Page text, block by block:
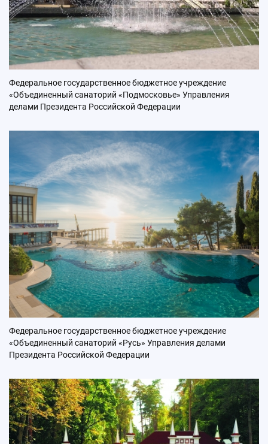
Федеральное государственное бюджетное учреждение
«Объединенный санаторий «Подмосковье» Управления
делами Президента Российской Федерации
Федеральное государственное бюджетное учреждение
«Объединенный санаторий «Русь» Управления делами
Президента Российской Федерации